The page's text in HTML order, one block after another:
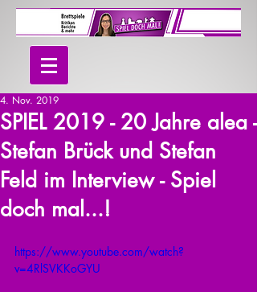
SPIEL 2019 - 20 Jahre alea -
Stefan Brück und Stefan
Feld im Interview - Spiel
doch mal...!
4. Nov. 2019
https://www.youtube.com/watch?
v=4RlSVKKoGYU